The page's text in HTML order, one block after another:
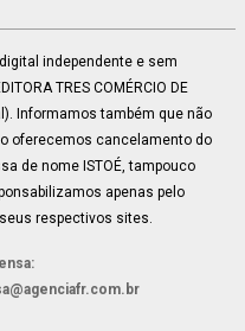
digital independente e sem
TRES COMÉRCIO DE
Informamos também que não
oferecemos cancelamento do
de nome ISTOÉ, tampouco
apenas pelo
respectivos sites.